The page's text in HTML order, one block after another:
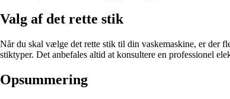
Valg af det rette stik
Når du skal vælge det rette stik til din vaskemaskine, er der
stiktyper. Det anbefales altid at konsultere en professionel
Opsummering